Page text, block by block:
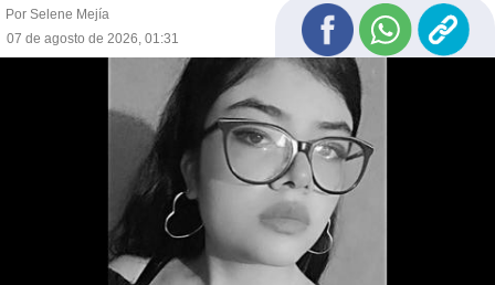
Por Selene Mejía
07 de agosto de 2026, 01:31